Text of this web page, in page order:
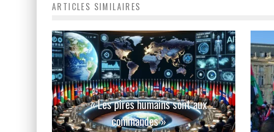
ARTICLES SIMILAIRES
« Les pires humains sont aux
commandes »